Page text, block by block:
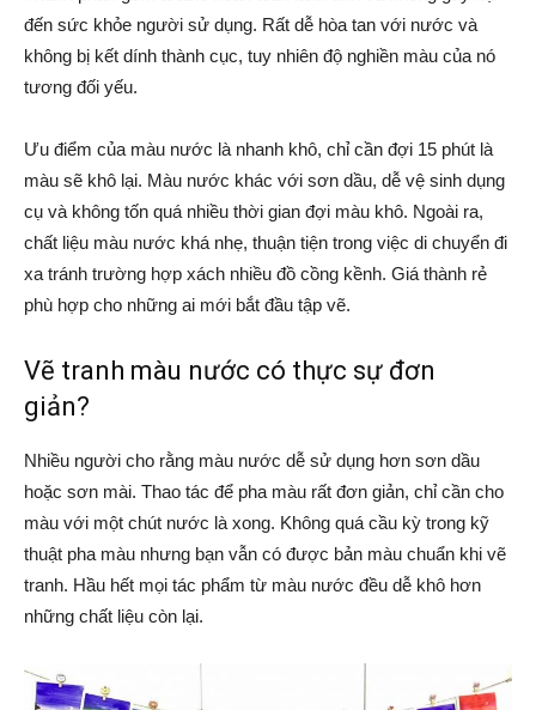
đến sức khỏe người sử dụng. Rất dễ hòa tan với nước và
không bị kết dính thành cục, tuy nhiên độ nghiền màu của nó
tương đối yếu.
Ưu điểm của màu nước là nhanh khô, chỉ cần đợi 15 phút là
màu sẽ khô lại. Màu nước khác với sơn dầu, dễ vệ sinh dụng
cụ và không tốn quá nhiều thời gian đợi màu khô. Ngoài ra,
chất liệu màu nước khá nhẹ, thuận tiện trong việc di chuyển đi
xa tránh trường hợp xách nhiều đồ cồng kềnh. Giá thành rẻ
phù hợp cho những ai mới bắt đầu tập vẽ.
Vẽ tranh màu nước có thực sự đơn
giản?
Nhiều người cho rằng màu nước dễ sử dụng hơn sơn dầu
hoặc sơn mài. Thao tác để pha màu rất đơn giản, chỉ cần cho
màu với một chút nước là xong. Không quá cầu kỳ trong kỹ
thuật pha màu nhưng bạn vẫn có được bản màu chuẩn khi vẽ
tranh. Hầu hết mọi tác phẩm từ màu nước đều dễ khô hơn
những chất liệu còn lại.